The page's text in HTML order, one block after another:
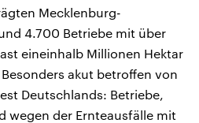
Mecklenburg-
4.700 Betriebe mit über
eineinhalb Millionen Hektar
akut betroffen von
Deutschlands: Betriebe,
wegen der Ernteausfälle mit